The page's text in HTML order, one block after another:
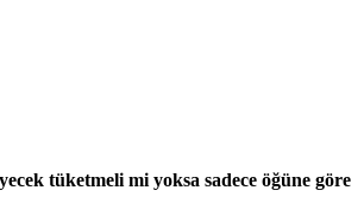
tüketmeli mi yoksa sadece öğüne göre